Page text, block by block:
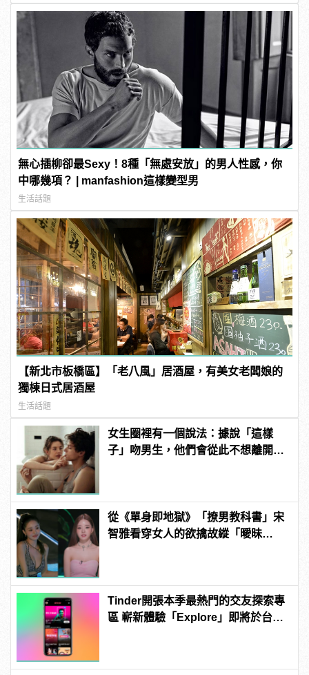
無心插柳卻最Sexy！8種「無處安放」的男人性感，你
中哪幾項？ | manfashion這樣變型男
生活話題
【新北市板橋區】「老八風」居酒屋，有美女老闆娘的
獨棟日式居酒屋
生活話題
女生圈裡有一個說法：據說「這樣
子」吻男生，他們會從此不想離開自
從《單身即地獄》「撩男教科書」宋
智雅看穿女人的欲擒故縱「曖昧
Tinder開張本季最熱門的交友探索專
區 嶄新體驗「Explore」即將於台灣